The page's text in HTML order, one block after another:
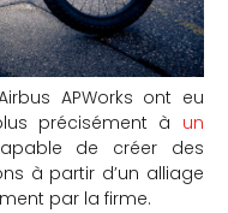
APWorks ont eu
précisément à un
de créer des
à partir d’un alliage
par la firme.